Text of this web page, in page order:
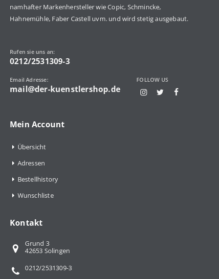
namhafter Markenhersteller wie Copic, Schmincke,
Hahnemühle, Faber Castell uvm. und wird stetig ausgebaut.
Rufen sie uns an:
0212/2531309-3
Email Adresse:
mail@der-kuenstlershop.de
FOLLOW US
Mein Account
Übersicht
Adressen
Bestellhistory
Wunschliste
Kontakt
Grund 3
42653 Solingen
0212/2531309-3